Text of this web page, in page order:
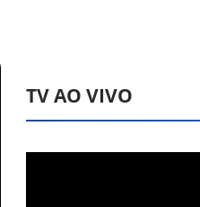
TV AO VIVO